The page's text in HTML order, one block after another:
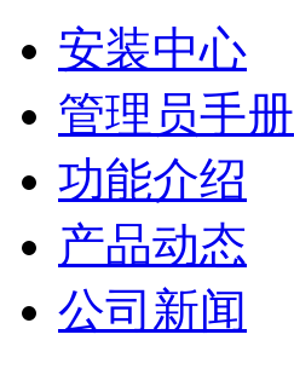
安装中心
管理员手册
功能介绍
产品动态
公司新闻